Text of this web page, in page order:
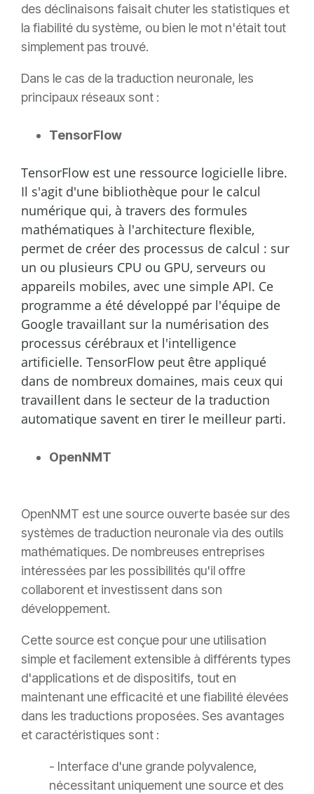
des déclinaisons faisait chuter les statistiques et
la fiabilité du système, ou bien le mot n'était tout
simplement pas trouvé.
Dans le cas de la traduction neuronale, les
principaux réseaux sont :
TensorFlow
TensorFlow est une ressource logicielle libre.
Il s'agit d'une bibliothèque pour le calcul
numérique qui, à travers des formules
mathématiques à l'architecture flexible,
permet de créer des processus de calcul : sur
un ou plusieurs CPU ou GPU, serveurs ou
appareils mobiles, avec une simple API. Ce
programme a été développé par l'équipe de
Google travaillant sur la numérisation des
processus cérébraux et l'intelligence
artificielle. TensorFlow peut être appliqué
dans de nombreux domaines, mais ceux qui
travaillent dans le secteur de la traduction
automatique savent en tirer le meilleur parti.
OpenNMT
OpenNMT est une source ouverte basée sur des
systèmes de traduction neuronale via des outils
mathématiques. De nombreuses entreprises
intéressées par les possibilités qu'il offre
collaborent et investissent dans son
développement.
Cette source est conçue pour une utilisation
simple et facilement extensible à différents types
d'applications et de dispositifs, tout en
maintenant une efficacité et une fiabilité élevées
dans les traductions proposées. Ses avantages
et caractéristiques sont :
- Interface d'une grande polyvalence,
nécessitant uniquement une source et des